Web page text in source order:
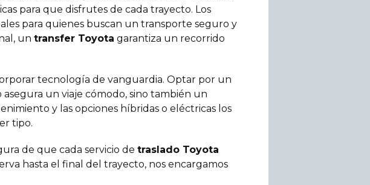
para que disfrutes de cada trayecto. Los
para quienes buscan un transporte seguro y
un transfer Toyota garantiza un recorrido
tecnología de vanguardia. Optar por un
asegura un viaje cómodo, sino también un
y las opciones híbridas o eléctricas los
tipo.
de que cada servicio de traslado Toyota
hasta el final del trayecto, nos encargamos